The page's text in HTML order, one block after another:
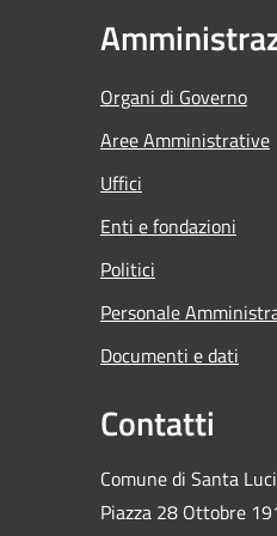
Organi di Governo
Aree Amministrative
Uffici
Enti e fondazioni
Politici
Personale
Documenti e dati
Contatti
Comune di Santa
Piazza 28 Ottobre